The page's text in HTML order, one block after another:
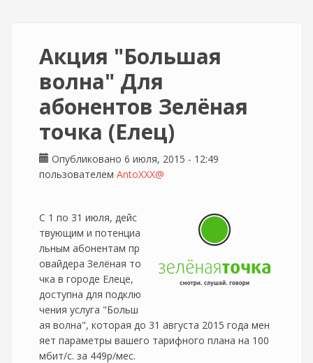
Акция "Большая
волна" Для
абонентов Зелёная
точка (Елец)
Опубликовано 6 июля, 2015 - 12:49
пользователем AntoXXX@
С 1 по 31 июля, дейс
твующим и потенциа
льным абонентам пр
овайдера Зелёная то
чка в городе Елеце,
доступна для подклю
чения услуга "Больш
ая волна", которая до 31 августа 2015 года мен
яет параметры вашего тарифного плана на 100
мбит/с. за 449р/мес.